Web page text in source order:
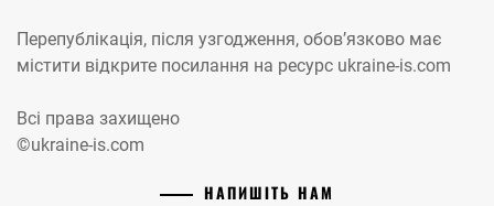
Перепублікація, після узгодження, обов’язково має
містити відкрите посилання на ресурс ukraine-is.com
Всі права захищено
©ukraine-is.com
НАПИШІТЬ НАМ